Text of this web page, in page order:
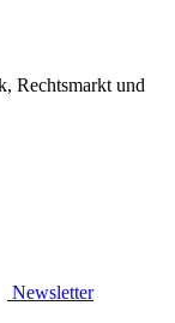
Rechtsmarkt und
Newsletter